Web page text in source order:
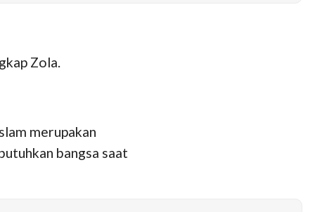
Zola.
merupakan
bangsa saat